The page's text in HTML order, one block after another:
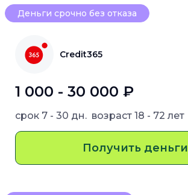
Деньги срочно без отказа
Credit365
1 000 - 30 000 ₽
срок 7 - 30 дн. возраст 18 - 72 лет
Получить деньги